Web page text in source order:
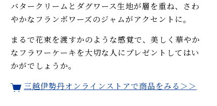
バタークリームとダグワース生地が層を重ね、さわ
やかなフランボワーズのジャムがアクセントに。
まるで花束を渡すかのような感覚で、美しく華やか
なフラワーケーキを大切な人にプレゼントしてはい
かがでしょうか。
三越伊勢丹オンラインストアで商品をみる＞＞